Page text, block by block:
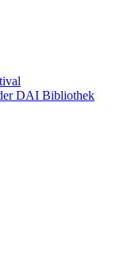
DAI Bibliothek